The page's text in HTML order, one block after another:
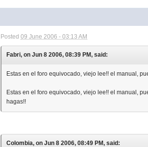
Posted09 June 2006 - 03:13 AM
Fabri, on Jun 8 2006, 08:39 PM, said:
Estas en el foro equivocado, viejo lee!! el manual,
Estas en el foro equivocado, viejo lee!! el manual,
hagas!!
Colombia, on Jun 8 2006, 08:49 PM, said: